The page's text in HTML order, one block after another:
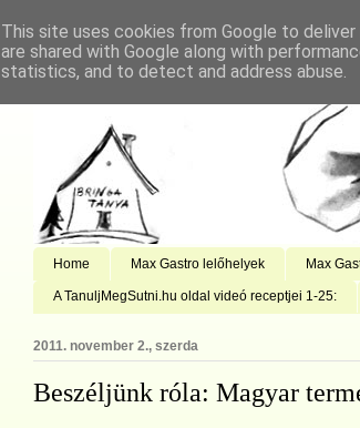
Home Max Gastro lelőhelyek Max
A TanuljMegSutni.hu oldal videó receptjei 1-25:
2011. november 2., szerda
Beszéljünk róla: Magyar
This site uses cookies from Google to
are shared with Google along with
statistics, and to detect and address abuse.